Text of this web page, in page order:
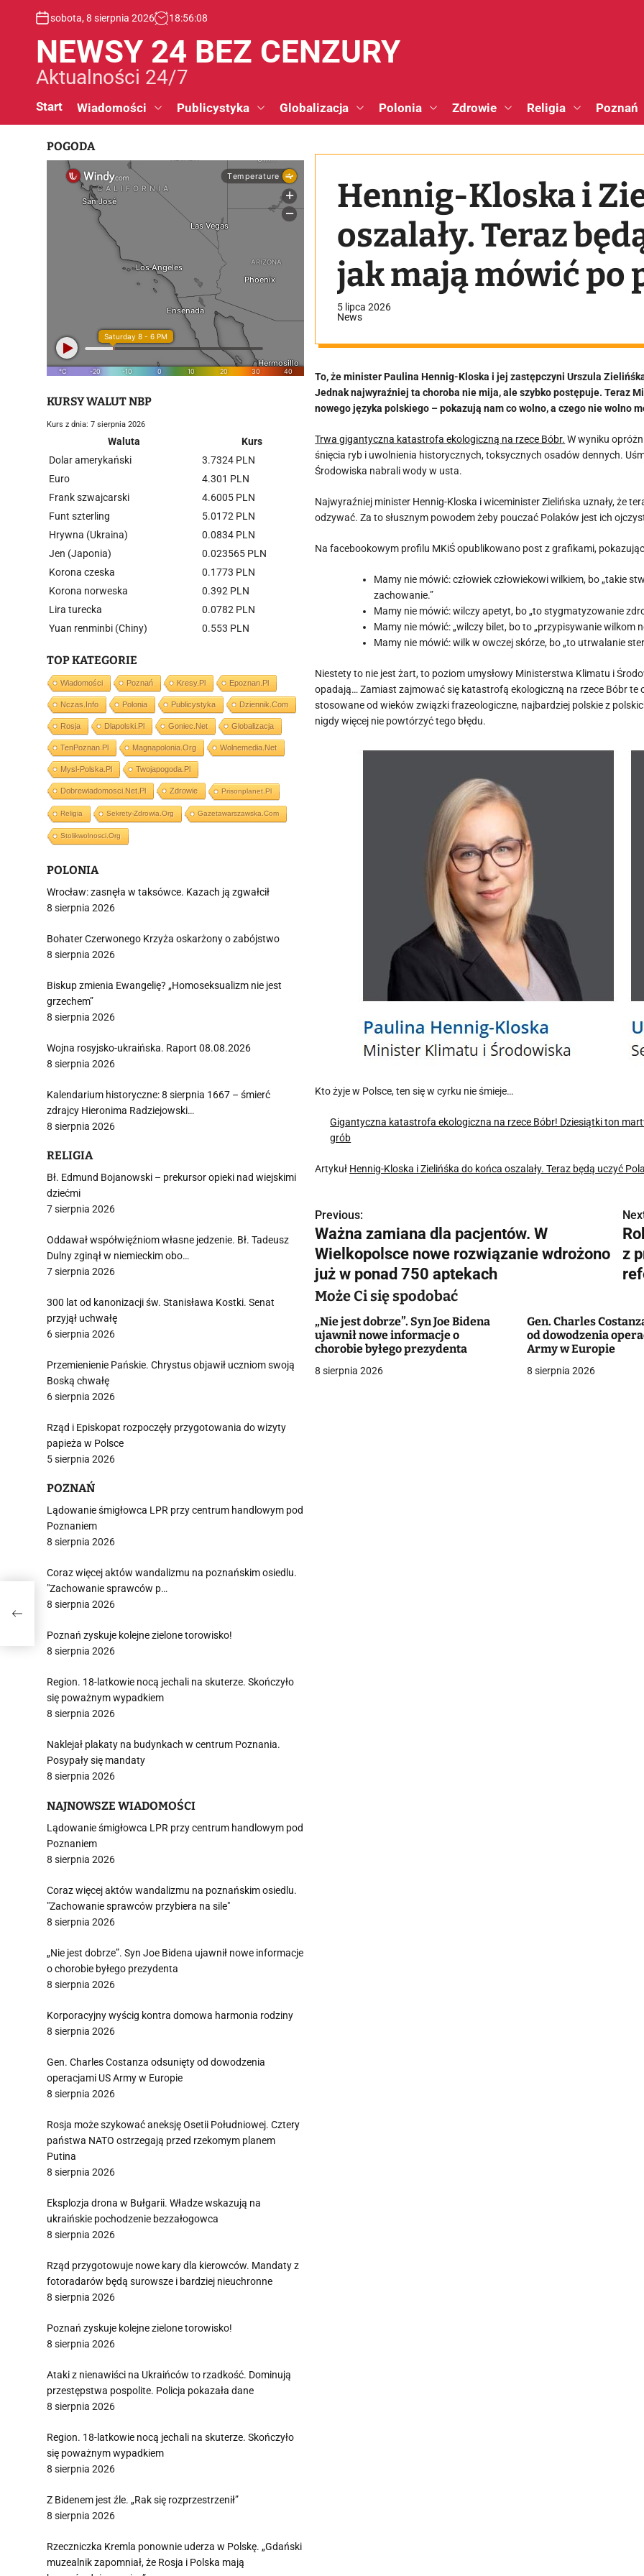
sobota, 8 sierpnia 2026 18:56:09
NEWSY 24 BEZ CENZURY
Aktualności 24/7
Start Wiadomości Publicystyka Globalizacja Polonia Zdrowie Religia Poznań
Hennig-Kloska i
oszalały. Teraz
jak mają mówić po
5 lipca 2026
News
To, że minister Paulina Hennig-Kloska i jej zastępczyni Urszula
Jednak najwyraźniej ta choroba nie mija, ale szybko postępuje. Teraz
nowego języka polskiego – pokazują nam co wolno, a czego nie wolno
Trwa gigantyczna katastrofa ekologiczną na rzece Bóbr. W wyniku
śnięcia ryb i uwolnienia historycznych, toksycznych osadów dennych.
Środowiska nabrali wody w usta.
Najwyraźniej minister Hennig-Kloska i wiceminister Zielińska uznały, że
odzywać. Za to słusznym powodem żeby pouczać Polaków jest ich
Na facebookowym profilu MKiŚ opublikowano post z grafikami,
Mamy nie mówić: człowiek człowiekowi wilkiem, bo „takie
zachowanie.”
Mamy nie mówić: wilczy apetyt, bo „to stygmatyzowanie
Mamy nie mówić: „wilczy bilet, bo to „przypisywanie wilkom
Mamy nie mówić: wilk w owczej skórze, bo „to utrwalanie
Niestety to nie jest żart, to poziom umysłowy Ministerstwa Klimatu i
opadają… Zamiast zajmować się katastrofą ekologiczną na rzece Bóbr te
stosowane od wieków związki frazeologiczne, najbardziej polskie z
nigdy więcej nie powtórzyć tego błędu.
Kto żyje w Polsce, ten się w cyrku nie śmieje…
Gigantyczna katastrofa ekologiczna na rzece Bóbr! Dziesiątki ton
grób
Artykuł Hennig-Kloska i Zielińśka do końca oszalały. Teraz będą uczyć
N
a
w
i
g
a
Previous:
Ważna zamiana dla pacjentów. W
Wielkopolsce nowe rozwiązanie wdrożono
już w ponad 750 aptekach
z
Może Ci się spodobać
„Nie jest dobrze”. Syn Joe Bidena
ujawnił nowe informacje o
chorobie byłego prezydenta
8 sierpnia 2026
Gen. Charles
od dowodzenia
Army w Europie
8 sierpnia 2026
POGODA
KURSY WALUT NBP
Kurs z dnia: 7 sierpnia 2026
Waluta
Kurs
Dolar amerykański
3.7324 PLN
Euro
4.301 PLN
Frank szwajcarski
4.6005 PLN
Funt szterling
5.0172 PLN
Hrywna (Ukraina)
0.0834 PLN
Jen (Japonia)
0.023565 PLN
Korona czeska
0.1773 PLN
Korona norweska
0.392 PLN
Lira turecka
0.0782 PLN
Yuan renminbi (Chiny)
0.553 PLN
TOP KATEGORIE
Wiadomości Poznań Kresy.pl Epoznan.pl
Nczas.info Polonia Publicystyka Dziennik.com
Rosja Dlapolski.pl Goniec.net Globalizacja
TenPoznan.pl Magnapolonia.org Wolnemedia.net
Mysl-Polska.pl Twojapogoda.pl
Dobrewiadomosci.net.pl Zdrowie Prisonplanet.pl
Religia Sekrety-Zdrowia.org Gazetawarszawska.com
Stolikwolnosci.org
POLONIA
Wrocław: zasnęła w taksówce. Kazach ją zgwałcił
8 sierpnia 2026
Bohater Czerwonego Krzyża oskarżony o zabójstwo
8 sierpnia 2026
Biskup zmienia Ewangelię? „Homoseksualizm nie jest
grzechem”
8 sierpnia 2026
Wojna rosyjsko-ukraińska. Raport 08.08.2026
8 sierpnia 2026
Kalendarium historyczne: 8 sierpnia 1667 – śmierć
zdrajcy Hieronima Radziejowski…
8 sierpnia 2026
RELIGIA
Bł. Edmund Bojanowski – prekursor opieki nad wiejskimi
dziećmi
7 sierpnia 2026
Oddawał współwięźniom własne jedzenie. Bł. Tadeusz
Dulny zginął w niemieckim obo…
7 sierpnia 2026
300 lat od kanonizacji św. Stanisława Kostki. Senat
przyjął uchwałę
6 sierpnia 2026
Przemienienie Pańskie. Chrystus objawił uczniom swoją
Boską chwałę
6 sierpnia 2026
Rząd i Episkopat rozpoczęły przygotowania do wizyty
papieża w Polsce
5 sierpnia 2026
POZNAŃ
Lądowanie śmigłowca LPR przy centrum handlowym pod
Poznaniem
8 sierpnia 2026
Coraz więcej aktów wandalizmu na poznańskim osiedlu.
"Zachowanie sprawców p…
8 sierpnia 2026
Poznań zyskuje kolejne zielone torowisko!
8 sierpnia 2026
Region. 18-latkowie nocą jechali na skuterze. Skończyło
się poważnym wypadkiem
8 sierpnia 2026
Naklejał plakaty na budynkach w centrum Poznania.
Posypały się mandaty
8 sierpnia 2026
NAJNOWSZE WIADOMOŚCI
Lądowanie śmigłowca LPR przy centrum handlowym pod
Poznaniem
8 sierpnia 2026
Coraz więcej aktów wandalizmu na poznańskim osiedlu.
"Zachowanie sprawców przybiera na sile"
8 sierpnia 2026
„Nie jest dobrze”. Syn Joe Bidena ujawnił nowe informacje
o chorobie byłego prezydenta
8 sierpnia 2026
Korporacyjny wyścig kontra domowa harmonia rodziny
8 sierpnia 2026
Gen. Charles Costanza odsunięty od dowodzenia
operacjami US Army w Europie
8 sierpnia 2026
Rosja może szykować aneksję Osetii Południowej. Cztery
państwa NATO ostrzegają przed rzekomym planem
Putina
8 sierpnia 2026
Eksplozja drona w Bułgarii. Władze wskazują na
ukraińskie pochodzenie bezzałogowca
8 sierpnia 2026
Rząd przygotowuje nowe kary dla kierowców. Mandaty z
fotoradarów będą surowsze i bardziej nieuchronne
8 sierpnia 2026
Poznań zyskuje kolejne zielone torowisko!
8 sierpnia 2026
Ataki z nienawiści na Ukraińców to rzadkość. Dominują
przestępstwa pospolite. Policja pokazała dane
8 sierpnia 2026
Region. 18-latkowie nocą jechali na skuterze. Skończyło
się poważnym wypadkiem
8 sierpnia 2026
Z Bidenem jest źle. „Rak się rozprzestrzenił”
8 sierpnia 2026
Rzeczniczka Kremla ponownie uderza w Polskę. „Gdański
muzealnik zapomniał, że Rosja i Polska mają